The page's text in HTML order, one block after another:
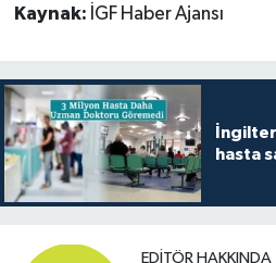
Kaynak: İGF Haber Ajansı
hasta
EDITÖR HAKKINDA